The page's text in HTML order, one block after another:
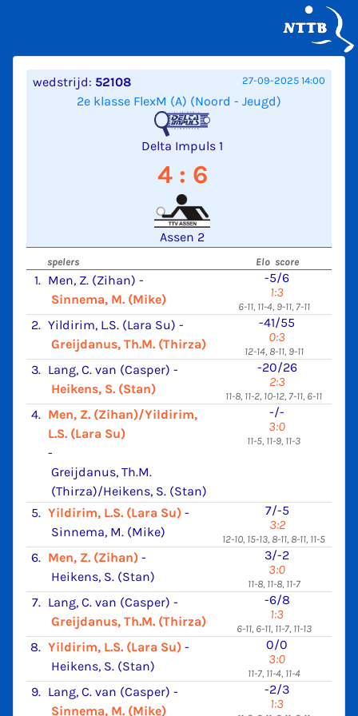
wedstrijd: 52108 27-09-2025 14:00
2e klasse FlexM (A) (Noord - Jeugd)
Delta Impuls 1
4 : 6
Assen 2
spelers Elo score
1. Men, Z. (Zihan) -
Sinnema, M. (Mike)
-5/6
1:3
6-11, 11-4, 9-11, 7-11
2. Yildirim, L.S. (Lara Su) -
Greijdanus, Th.M. (Thirza)
-41/55
0:3
12-14, 8-11, 9-11
3. Lang, C. van (Casper) -
Heikens, S. (Stan)
-20/26
2:3
11-8, 11-2, 10-12, 7-11, 6-11
4. Men, Z. (Zihan)/Yildirim,
L.S. (Lara Su)
-
Greijdanus, Th.M.
(Thirza)/Heikens, S. (Stan)
-/-
3:0
11-5, 11-9, 11-3
5. Yildirim, L.S. (Lara Su) -
Sinnema, M. (Mike)
7/-5
3:2
12-10, 15-13, 8-11, 8-11, 11-5
6. Men, Z. (Zihan) -
Heikens, S. (Stan)
3/-2
3:0
11-8, 11-8, 11-7
7. Lang, C. van (Casper) -
Greijdanus, Th.M. (Thirza)
-6/8
1:3
6-11, 6-11, 11-7, 11-13
8. Yildirim, L.S. (Lara Su) -
Heikens, S. (Stan)
0/0
3:0
11-7, 11-4, 11-4
9. Lang, C. van (Casper) -
Sinnema, M. (Mike)
-2/3
1:3